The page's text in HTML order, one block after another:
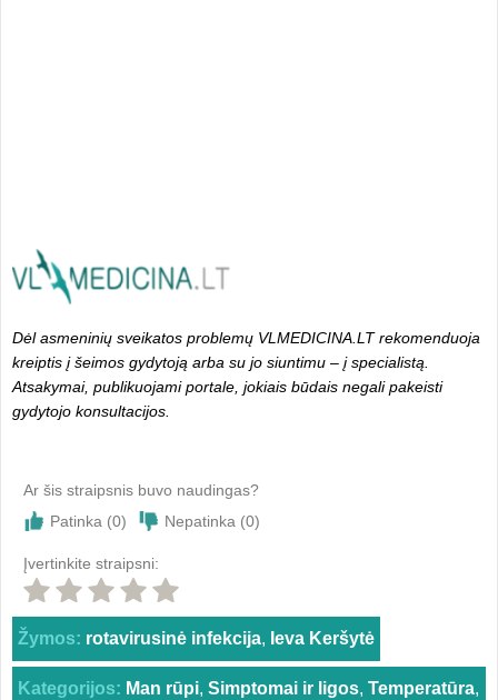
Dėl asmeninių sveikatos problemų VLMEDICINA.LT rekomenduoja
kreiptis į šeimos gydytoją arba su jo siuntimu – į specialistą.
Atsakymai, publikuojami portale, jokiais būdais negali pakeisti
gydytojo konsultacijos.
Ar šis straipsnis buvo naudingas?
Patinka (0) Nepatinka (0)
Įvertinkite straipsni:
Žymos: rotavirusinė infekcija, Ieva Keršytė
Kategorijos: Man rūpi, Simptomai ir ligos, Temperatūra,